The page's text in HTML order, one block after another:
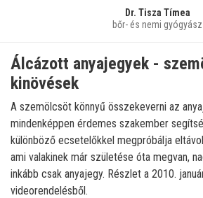
Dr. Tisza Tímea
bőr- és nemi gyógyász
Álcázott anyajegyek -
kinövések
A szemölcsöt könnyű összekeverni az
mindenképpen érdemes szakember
különböző ecsetelőkkel megpróbálja
ami valakinek már születése óta megvan,
inkább csak anyajegy. Részlet a 2010.
videorendelésből.